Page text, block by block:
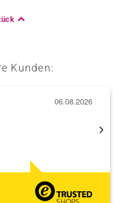
Kunden:
06.08.2026